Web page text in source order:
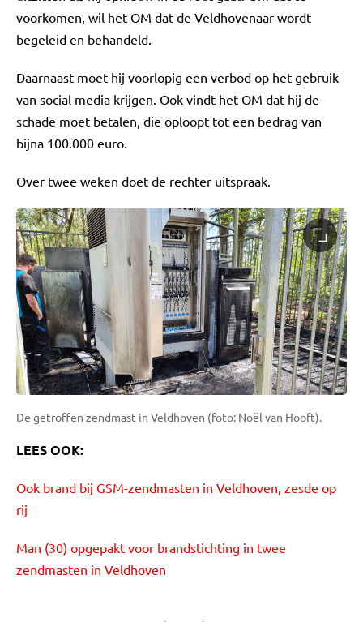
voorkomen, wil het OM dat de Veldhovenaar wordt
begeleid en behandeld.
Daarnaast moet hij voorlopig een verbod op het gebruik
van social media krijgen. Ook vindt het OM dat hij de
schade moet betalen, die oploopt tot een bedrag van
bijna 100.000 euro.
Over twee weken doet de rechter uitspraak.
De getroffen zendmast in Veldhoven (foto: Noël van Hooft).
LEES OOK:
Ook brand bij GSM-zendmasten in Veldhoven, zesde op
rij
Man (30) opgepakt voor brandstichting in twee
zendmasten in Veldhoven